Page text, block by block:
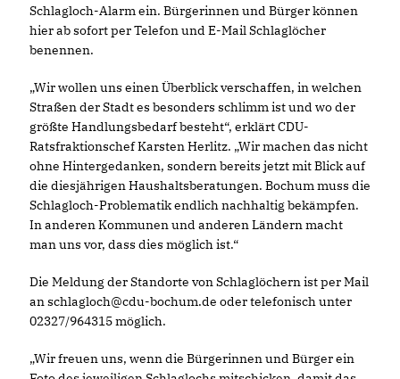
Schlagloch-Alarm ein. Bürgerinnen und Bürger können
hier ab sofort per Telefon und E-Mail Schlaglöcher
benennen.
Wir wollen uns einen Überblick verschaffen, in welchen
Straßen der Stadt es besonders schlimm ist und wo der
größte Handlungsbedarf besteht“, erklärt CDU-
Ratsfraktionschef Karsten Herlitz. „Wir machen das nicht
ohne Hintergedanken, sondern bereits jetzt mit Blick auf
die diesjährigen Haushaltsberatungen. Bochum muss die
Schlagloch-Problematik endlich nachhaltig bekämpfen.
In anderen Kommunen und anderen Ländern macht
man uns vor, dass dies möglich ist.“
Die Meldung der Standorte von Schlaglöchern ist per Mail
an schlagloch@cdu-bochum.de oder telefonisch unter
02327/964315 möglich.
Wir freuen uns, wenn die Bürgerinnen und Bürger ein